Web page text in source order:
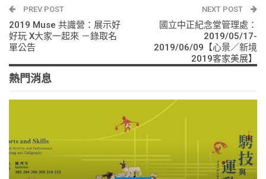
PREV POST
2019 Muse 共識營：展示好
好玩 X大家一起來 －錄取名
單公告
NEXT POST
國立中正紀念堂管理處：
2019/05/17-
2019/06/09【心景／新境
2019客家美展】
熱門消息